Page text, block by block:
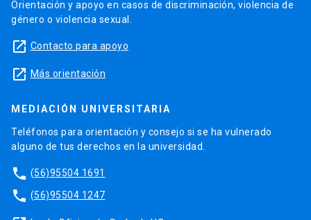
Orientación y apoyo en casos de discriminación, violencia de
género o violencia sexual.
launch Contacto para apoyo
launch Más orientación
MEDIACIÓN UNIVERSITARIA
Teléfonos para orientación y consejo si se ha vulnerado
alguno de tus derechos en la universidad.
phone (56)95504 1691
phone (56)95504 1247